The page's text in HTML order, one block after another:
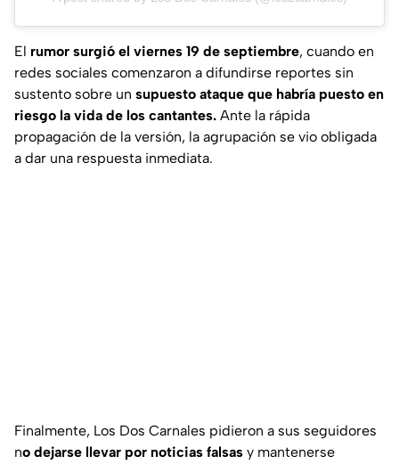
El rumor surgió el viernes 19 de septiembre, cuando en
redes sociales comenzaron a difundirse reportes sin
sustento sobre un supuesto ataque que habría puesto en
riesgo la vida de los cantantes. Ante la rápida
propagación de la versión, la agrupación se vio obligada
a dar una respuesta inmediata.
Finalmente, Los Dos Carnales pidieron a sus seguidores
no dejarse llevar por noticias falsas y mantenerse